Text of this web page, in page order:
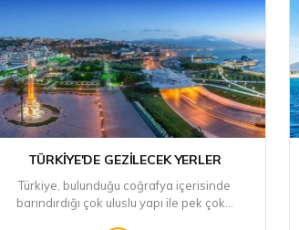
TÜRKIYE'DE GEZILECEK YERLER
Türkiye, bulunduğu coğrafya içerisinde
barındırdığı çok uluslu yapı ile pek çok...